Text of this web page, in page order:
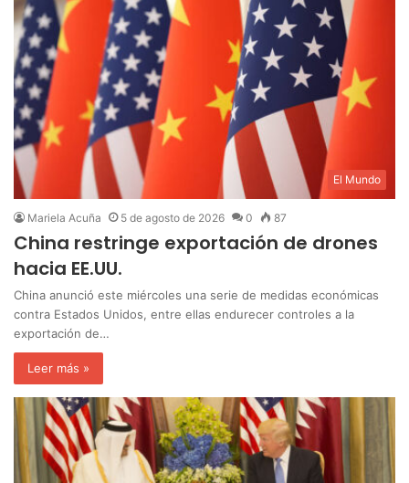
El Mundo
Mariela Acuña 5 de agosto de 2026 0 87
China restringe exportación de drones
hacia EE.UU.
China anunció este miércoles una serie de medidas económicas
contra Estados Unidos, entre ellas endurecer controles a la
exportación de…
Leer más »